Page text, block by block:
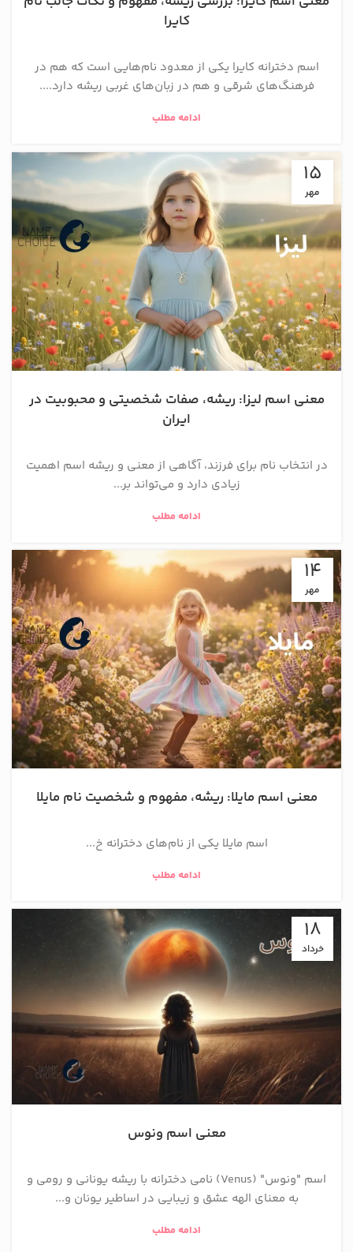
کایرا
اسم دخترانه کایرا یکی از معدود نام‌هایی است که هم در
فرهنگ‌های شرقی و هم در زبان‌های غربی ریشه دارد....
ادامه مطلب
15
مهر
معنی اسم لیزا: ریشه، صفات شخصیتی و محبوبیت در
ایران
در انتخاب نام برای فرزند، آگاهی از معنی و ریشه اسم اهمیت
زیادی دارد و می‌تواند بر...
ادامه مطلب
14
مهر
معنی اسم مایلا: ریشه، مفهوم و شخصیت نام مایلا
اسم مایلا یکی از نام‌های دخترانه خ...
ادامه مطلب
18
خرداد
معنی اسم ونوس
اسم "ونوس" (Venus) نامی دخترانه با ریشه یونانی و رومی و
به معنای الهه عشق و زیبایی در اساطیر یونان و...
ادامه مطلب